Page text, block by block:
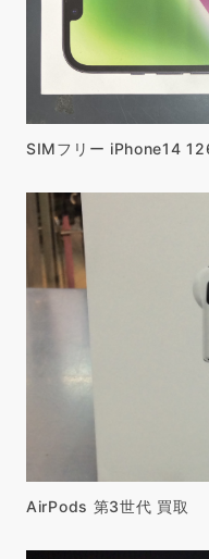
SIMフリー iPhone14
AirPods 第3世代 買取